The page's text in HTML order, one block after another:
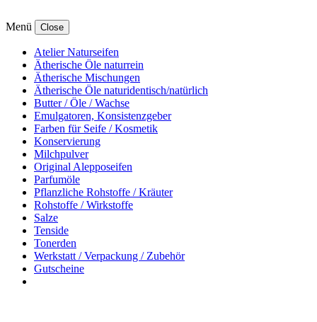
Menü Close
Atelier Naturseifen
Ätherische Öle naturrein
Ätherische Mischungen
Ätherische Öle naturidentisch/natürlich
Butter / Öle / Wachse
Emulgatoren, Konsistenzgeber
Farben für Seife / Kosmetik
Konservierung
Milchpulver
Original Alepposeifen
Parfumöle
Pflanzliche Rohstoffe / Kräuter
Rohstoffe / Wirkstoffe
Salze
Tenside
Tonerden
Werkstatt / Verpackung / Zubehör
Gutscheine